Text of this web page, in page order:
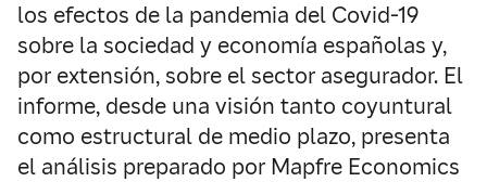
los efectos de la pandemia del Covid-19
sobre la sociedad y economía españolas y,
por extensión, sobre el sector asegurador. El
informe, desde una visión tanto coyuntural
como estructural de medio plazo, presenta
el análisis preparado por Mapfre Economics